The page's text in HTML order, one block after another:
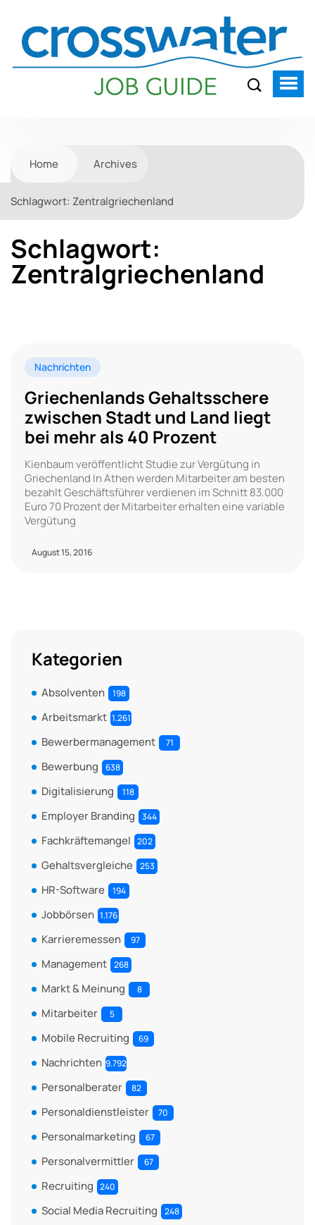
Home Archives
Schlagwort: Zentralgriechenland
Schlagwort:
Zentralgriechenland
Nachrichten
Griechenlands Gehaltsschere
zwischen Stadt und Land liegt
bei mehr als 40 Prozent
Kienbaum veröffentlicht Studie zur Vergütung in
Griechenland In Athen werden Mitarbeiter am besten
bezahlt Geschäftsführer verdienen im Schnitt 83.000
Euro 70 Prozent der Mitarbeiter erhalten eine variable
Vergütung
August 15, 2016
Kategorien
Absolventen 198
Arbeitsmarkt 1.261
Bewerbermanagement 71
Bewerbung 638
Digitalisierung 118
Employer Branding 344
Fachkräftemangel 202
Gehaltsvergleiche 253
HR-Software 194
Jobbörsen 1.176
Karrieremessen 97
Management 268
Markt & Meinung 8
Mitarbeiter 5
Mobile Recruiting 69
Nachrichten 9.792
Personalberater 82
Personaldienstleister 70
Personalmarketing 67
Personalvermittler 67
Recruiting 240
Social Media Recruiting 248